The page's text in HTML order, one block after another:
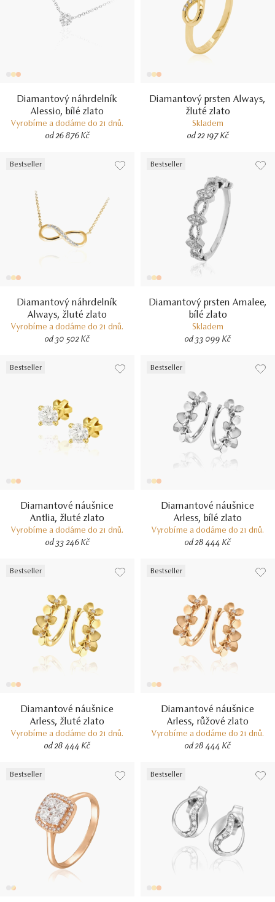
Diamantový náhrdelník
Alessio, bílé zlato
Vyrobíme a dodáme do 21 dnů.
od 26 876 Kč
Diamantový prsten Always,
žluté zlato
Skladem
od 22 197 Kč
Bestseller
Diamantový náhrdelník
Always, žluté zlato
Vyrobíme a dodáme do 21 dnů.
od 30 502 Kč
Bestseller
Diamantový prsten Amalee,
bílé zlato
Skladem
od 33 099 Kč
Bestseller
Diamantové náušnice
Antlia, žluté zlato
Vyrobíme a dodáme do 21 dnů.
od 33 246 Kč
Bestseller
Diamantové náušnice
Arless, bílé zlato
Vyrobíme a dodáme do 21 dnů.
od 28 444 Kč
Bestseller
Diamantové náušnice
Arless, žluté zlato
Vyrobíme a dodáme do 21 dnů.
od 28 444 Kč
Bestseller
Diamantové náušnice
Arless, růžové zlato
Vyrobíme a dodáme do 21 dnů.
od 28 444 Kč
Bestseller Bestseller